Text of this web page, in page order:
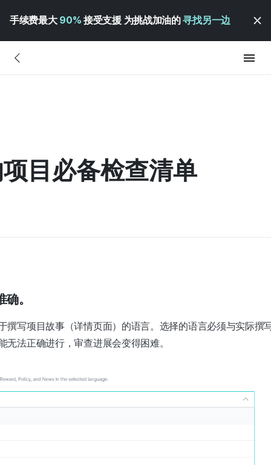
手续费最大 90% 接受支援 为挑战加油的寻找另一边
目必备检查清单
。
撰写项目故事（详情页面）的语言。选择的语言必须与实际撰
无法正确进行，审查进展会变得困难。